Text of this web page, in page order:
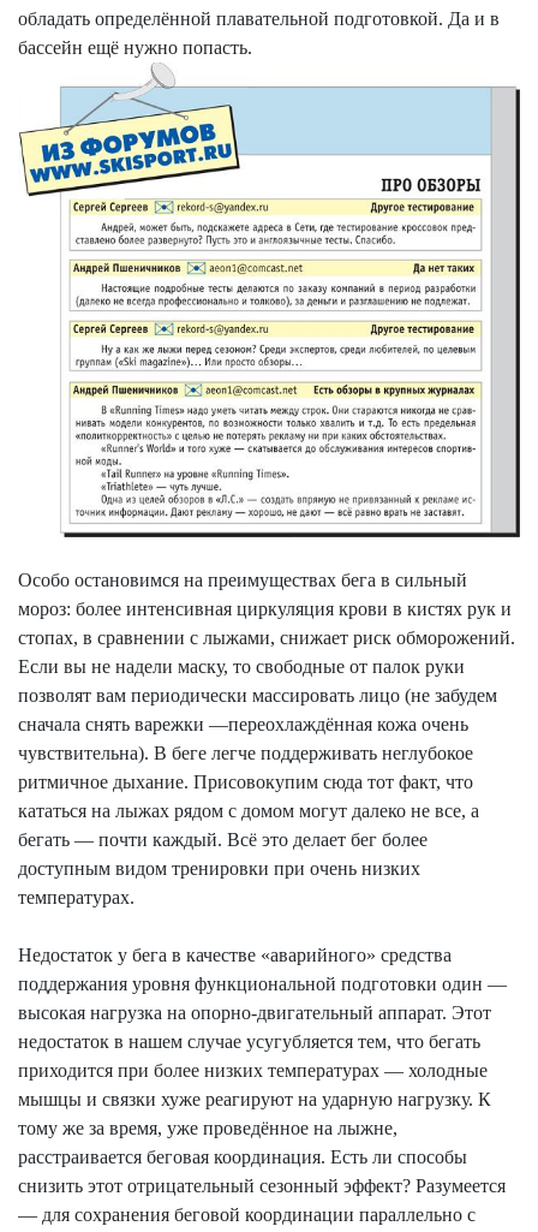
обладать определённой плавательной подготовкой. Да и в
бассейн ещё нужно попасть.
Особо остановимся на преимуществах бега в сильный
мороз: более интенсивная циркуляция крови в кистях рук и
стопах, в сравнении с лыжами, снижает риск обморожений.
Если вы не надели маску, то свободные от палок руки
позволят вам периодически массировать лицо (не забудем
сначала снять варежки —переохлаждённая кожа очень
чувствительна). В беге легче поддерживать неглубокое
ритмичное дыхание. Присовокупим сюда тот факт, что
кататься на лыжах рядом с домом могут далеко не все, а
бегать — почти каждый. Всё это делает бег более
доступным видом тренировки при очень низких
температурах.
Недостаток у бега в качестве «аварийного» средства
поддержания уровня функциональной подготовки один —
высокая нагрузка на опорно-двигательный аппарат. Этот
недостаток в нашем случае усугубляется тем, что бегать
приходится при более низких температурах — холодные
мышцы и связки хуже реагируют на ударную нагрузку. К
тому же за время, уже проведённое на лыжне,
расстраивается беговая координация. Есть ли способы
снизить этот отрицательный сезонный эффект? Разумеется
— для сохранения беговой координации параллельно с